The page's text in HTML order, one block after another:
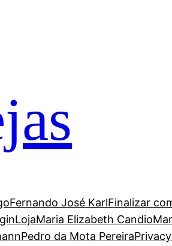
Fernando José KarlFinalizar
LojaMaria Elizabeth Candio
Pedro da Mota Pereira